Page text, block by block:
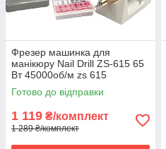
Фрезер машинка для
манікюру Nail Drill ZS-615 65
Вт 45000об/м zs 615
манікюрний фрейзер SH
Готово до відправки
1 119 ₴/комплект
1 289 ₴/комплект